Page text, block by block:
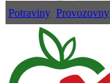
Potraviny Provozovny